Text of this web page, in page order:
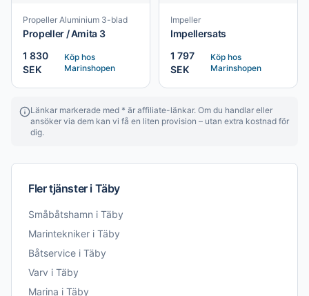
Propeller Aluminium 3-blad
Propeller / Amita 3
1 830
SEK
Köp hos
Marinshopen
Impeller
Impellersats
1 797
SEK
Köp hos
Marinshopen
Länkar markerade med * är affiliate-länkar. Om du handlar eller
ansöker via dem kan vi få en liten provision – utan extra kostnad för
dig.
Fler tjänster i Täby
Småbåtshamn i Täby
Marintekniker i Täby
Båtservice i Täby
Varv i Täby
Marina i Täby